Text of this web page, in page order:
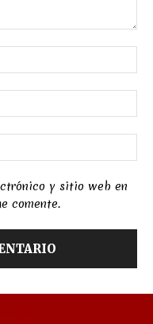
y sitio web en
comente.